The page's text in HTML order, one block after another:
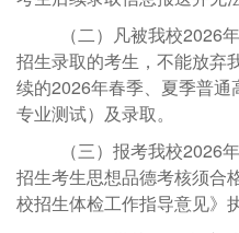
（二） 凡被我校2026
招生录取的考生，不能放弃
续的2026年春季、夏季普
专业测试）及录取。
（三） 报考我校2026
招生考生思想品德考核须合
校招生体检工作指导意见》执